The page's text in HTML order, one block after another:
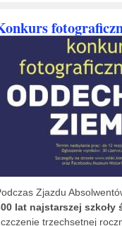
Zjazdu
lat najstarszej szkoły
trzechsetnej